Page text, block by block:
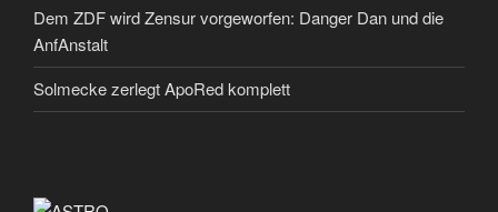
Dem ZDF wird Zensur vorgeworfen: Danger Dan und die
AnfAnstalt
Solmecke zerlegt ApoRed komplett